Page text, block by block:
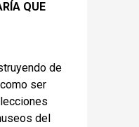
QUE
de
ser
del